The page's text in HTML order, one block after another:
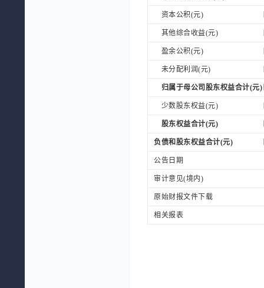
资本公积(元)
其他综合收益(元)
盈余公积(元)
未分配利润(元)
归属于母公司股东权益合计(元)
少数股东权益(元)
股东权益合计(元)
负债和股东权益合计(元)
公告日期
审计意见(境内)
原始财报文件下载
相关报表